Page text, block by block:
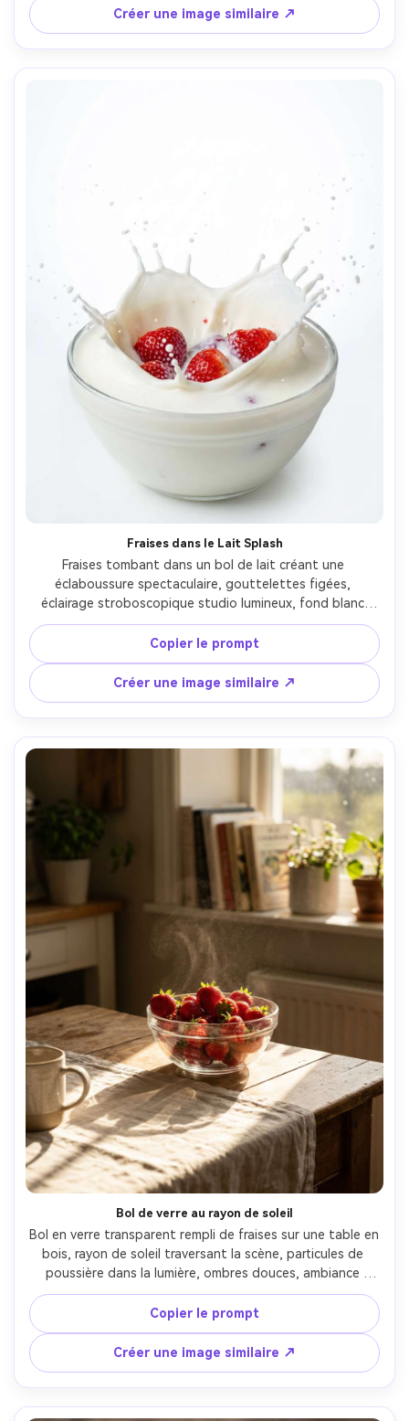
Créer une image similaire ↗
Fraises dans le Lait Splash
Fraises tombant dans un bol de lait créant une
éclaboussure spectaculaire, gouttelettes figées,
éclairage stroboscopique studio lumineux, fond blanc
propre, prise avec Sony A1 et 35mm, f/6.3, ultra-net,
énergie pub céréales, physique réaliste du liquide --ar 4:5
Copier le prompt
Créer une image similaire ↗
Bol de verre au rayon de soleil
Bol en verre transparent rempli de fraises sur une table en
bois, rayon de soleil traversant la scène, particules de
poussière dans la lumière, ombres douces, ambiance
matinale cocooning, prise sur Fujifilm X-T5 et 56mm, f/2,
couleur naturelle, texture photoréaliste --ar 4:5
Copier le prompt
Créer une image similaire ↗